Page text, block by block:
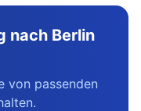
nach Berlin
von passenden